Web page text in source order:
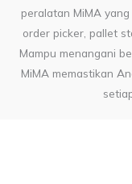
peralatan MiMA
order picker, pallet
Mampu menangani
MiMA memastikan